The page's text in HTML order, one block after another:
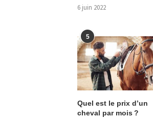
6 juin 2022
5
Quel est le prix d’un
cheval par mois ?